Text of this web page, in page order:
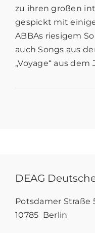
zu ihren großen
gespickt mit
ABBAs riesigem
auch Songs aus
„Voyage“ aus dem
DEAG
Potsdamer Straße
10785 Berlin